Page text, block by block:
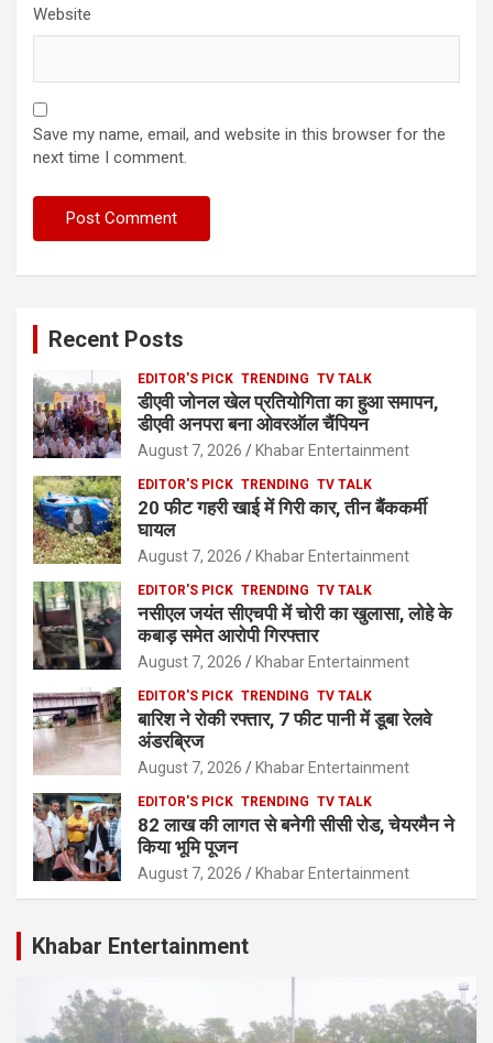
Website
Save my name, email, and website in this browser for the
next time I comment.
Recent Posts
EDITOR'S PICK TRENDING TV TALK
डीएवी जोनल खेल प्रतियोगिता का हुआ समापन,
डीएवी अनपरा बना ओवरऑल चैंपियन
August 7, 2026 Khabar Entertainment
EDITOR'S PICK TRENDING TV TALK
20 फीट गहरी खाई में गिरी कार, तीन बैंककर्मी
घायल
August 7, 2026 Khabar Entertainment
EDITOR'S PICK TRENDING TV TALK
नसीएल जयंत सीएचपी में चोरी का खुलासा, लोहे के
कबाड़ समेत आरोपी गिरफ्तार
August 7, 2026 Khabar Entertainment
EDITOR'S PICK TRENDING TV TALK
बारिश ने रोकी रफ्तार, 7 फीट पानी में डूबा रेलवे
अंडरब्रिज
August 7, 2026 Khabar Entertainment
EDITOR'S PICK TRENDING TV TALK
82 लाख की लागत से बनेगी सीसी रोड, चेयरमैन ने
किया भूमि पूजन
August 7, 2026 Khabar Entertainment
Khabar Entertainment